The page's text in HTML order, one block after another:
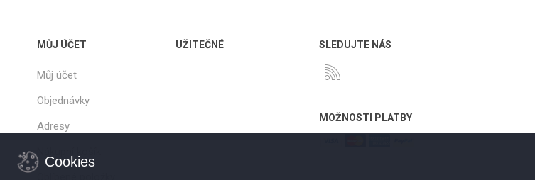
MŮJ ÚČET
Můj účet
Objednávky
Adresy
UŽITEČNÉ SLEDUJTE NÁS
MOŽNOSTI PLATBY
Cookies